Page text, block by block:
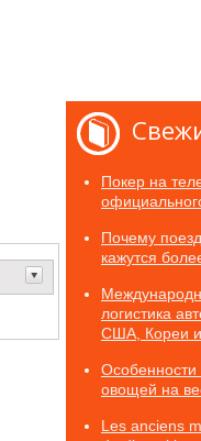
Покер на
Почему
кажутся
логистика
США, Кореи и
Особенности
овощей на
Les anciens